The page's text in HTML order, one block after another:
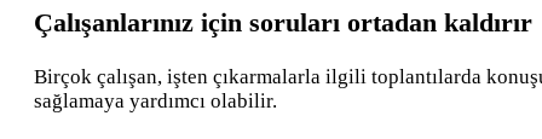
Çalışanlarınız için soruları ortadan kaldırır
Birçok çalışan, işten çıkarmalarla ilgili toplantılarda
sağlamaya yardımcı olabilir.